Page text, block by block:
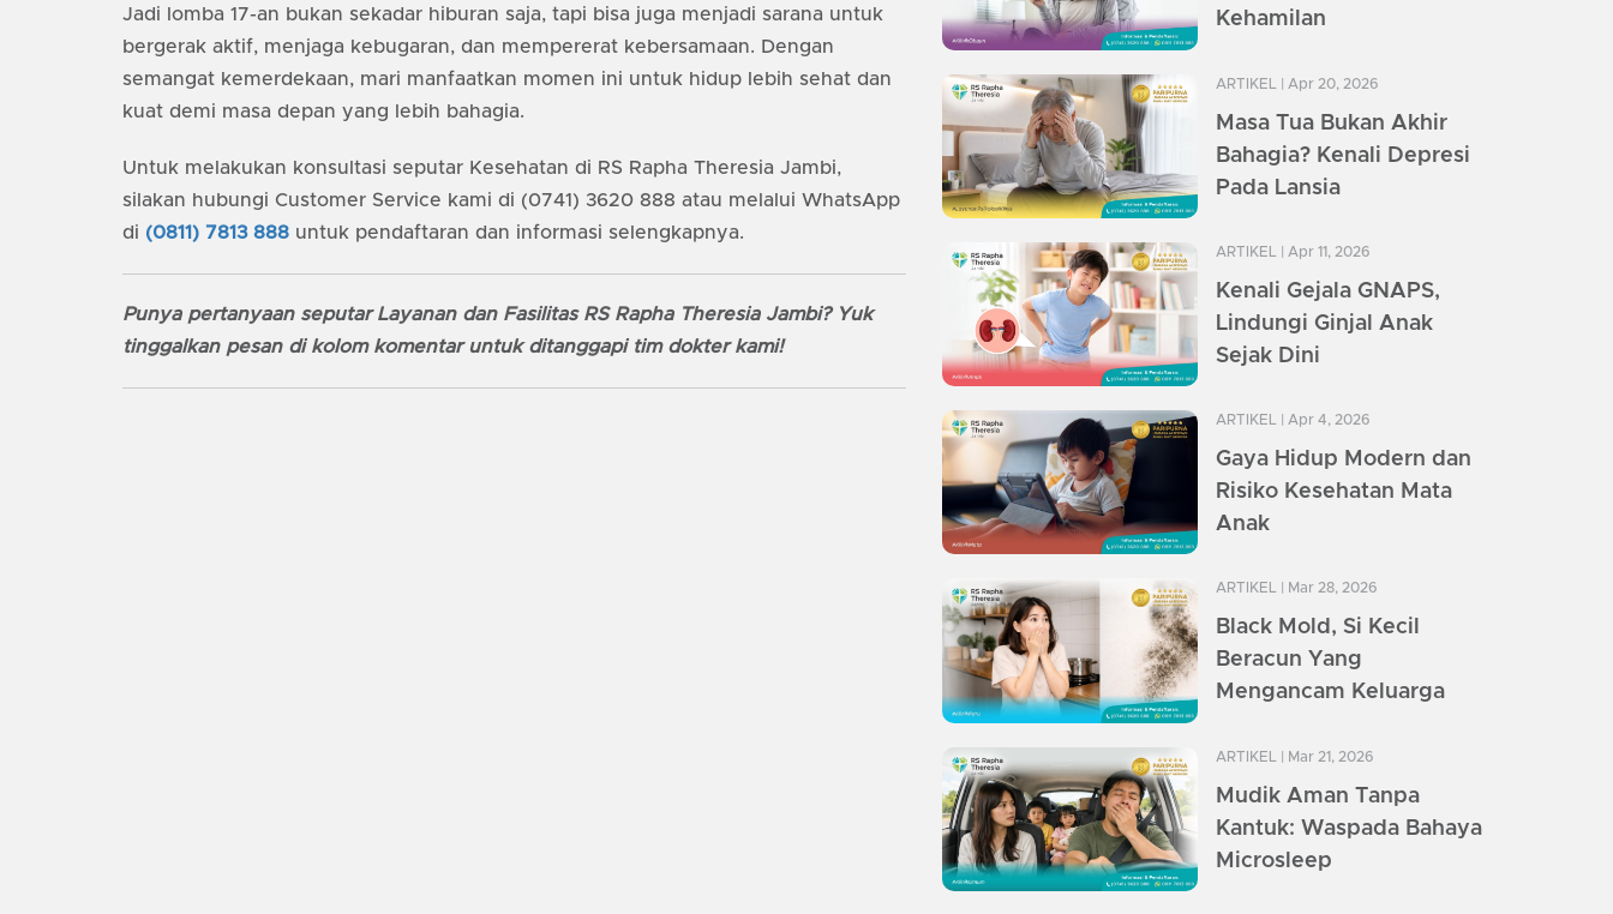
Jadi lomba 17-an bukan sekadar hiburan saja, tapi bisa juga menjadi sarana untuk
bergerak aktif, menjaga kebugaran, dan mempererat kebersamaan. Dengan
semangat kemerdekaan, mari manfaatkan momen ini untuk hidup lebih sehat dan
kuat demi masa depan yang lebih bahagia.
Untuk melakukan konsultasi seputar Kesehatan di RS Rapha Theresia Jambi,
silakan hubungi Customer Service kami di (0741) 3620 888 atau melalui WhatsApp
di (0811) 7813 888 untuk pendaftaran dan informasi selengkapnya.
Punya pertanyaan seputar Layanan dan Fasilitas RS Rapha Theresia Jambi? Yuk
tinggalkan pesan di kolom komentar untuk ditanggapi tim dokter kami!
Kehamilan
ARTIKEL | Apr 20, 2026
Masa Tua Bukan Akhir
Bahagia? Kenali Depresi
Pada Lansia
ARTIKEL | Apr 11, 2026
Kenali Gejala GNAPS,
Lindungi Ginjal Anak
Sejak Dini
ARTIKEL | Apr 4, 2026
Gaya Hidup Modern dan
Risiko Kesehatan Mata
Anak
ARTIKEL | Mar 28, 2026
Black Mold, Si Kecil
Beracun Yang
Mengancam Keluarga
ARTIKEL | Mar 21, 2026
Mudik Aman Tanpa
Kantuk: Waspada Bahaya
Microsleep